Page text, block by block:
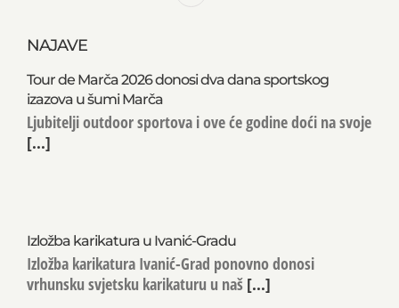
NAJAVE
Tour de Marča 2026 donosi dva dana sportskog
izazova u šumi Marča
Ljubitelji outdoor sportova i ove će godine doći na svoje
[...]
Izložba karikatura u Ivanić-Gradu
Izložba karikatura Ivanić-Grad ponovno donosi
vrhunsku svjetsku karikaturu u naš [...]